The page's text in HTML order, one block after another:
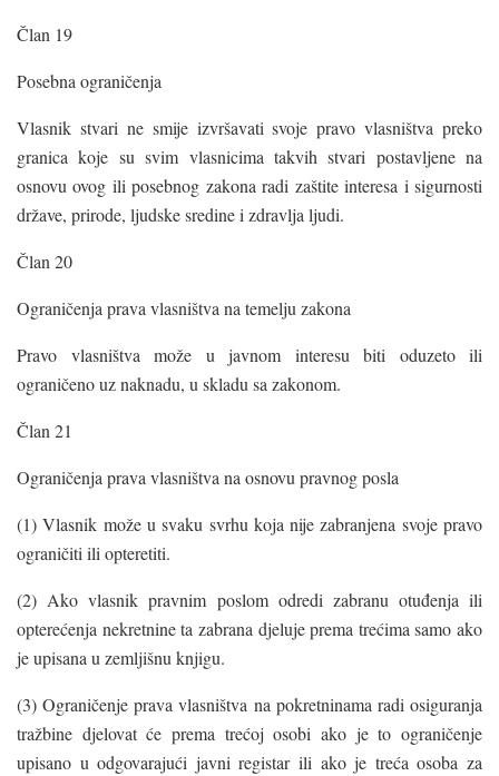
Član 19
Posebna ograničenja
Vlasnik stvari ne smije izvršavati svoje pravo vlasništva preko
granica koje su svim vlasnicima takvih stvari postavljene na
osnovu ovog ili posebnog zakona radi zaštite interesa i sigurnosti
države, prirode, ljudske sredine i zdravlja ljudi.
Član 20
Ograničenja prava vlasništva na temelju zakona
Pravo vlasništva može u javnom interesu biti oduzeto ili
ograničeno uz naknadu, u skladu sa zakonom.
Član 21
Ograničenja prava vlasništva na osnovu pravnog posla
(1) Vlasnik može u svaku svrhu koja nije zabranjena svoje pravo
ograničiti ili opteretiti.
(2) Ako vlasnik pravnim poslom odredi zabranu otuđenja ili
opterećenja nekretnine ta zabrana djeluje prema trećima samo ako
je upisana u zemljišnu knjigu.
(3) Ograničenje prava vlasništva na pokretninama radi osiguranja
tražbine djelovat će prema trećoj osobi ako je to ograničenje
upisano u odgovarajući javni registar ili ako je treća osoba za